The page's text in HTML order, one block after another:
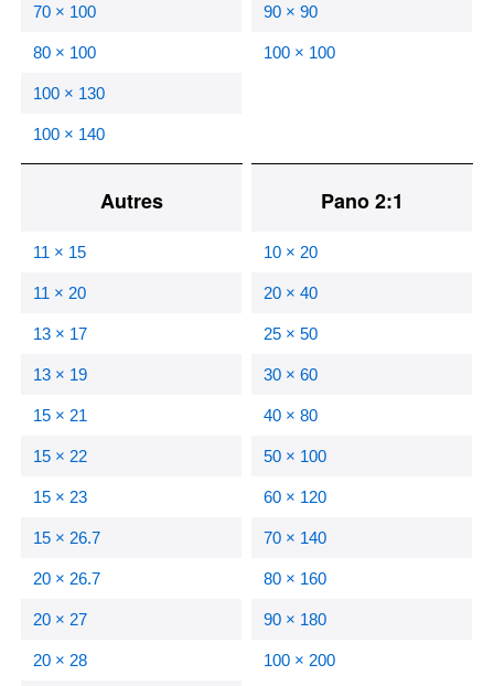
70 × 100
80 × 100
100 × 130
100 × 140
90 × 90
100 × 100
Autres
11 × 15
11 × 20
13 × 17
13 × 19
15 × 21
15 × 22
15 × 23
15 × 26.7
20 × 26.7
20 × 27
20 × 28
Pano 2:1
10 × 20
20 × 40
25 × 50
30 × 60
40 × 80
50 × 100
60 × 120
70 × 140
80 × 160
90 × 180
100 × 200